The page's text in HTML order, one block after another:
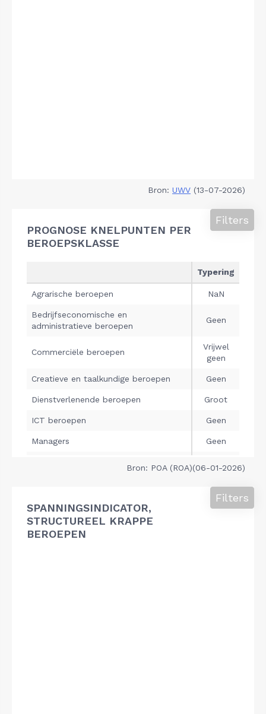
Bron: UWV (13-07-2026)
PROGNOSE KNELPUNTEN PER
BEROEPSKLASSE
Filters
Bron: POA (ROA)(06-01-2026)
SPANNINGSINDICATOR,
STRUCTUREEL KRAPPE
BEROEPEN
Filters